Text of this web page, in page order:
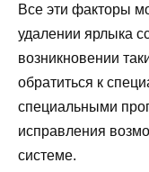
Все эти факторы
удалении ярлыка
возникновении
обратиться к
специальными
исправления
системе.